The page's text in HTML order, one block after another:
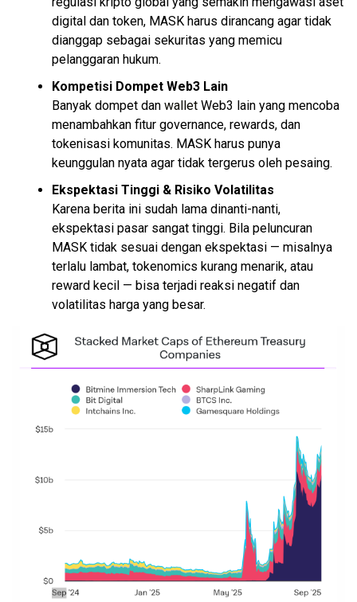
digital dan token, MASK harus dirancang agar tidak
dianggap sebagai sekuritas yang memicu
pelanggaran hukum.
Kompetisi Dompet Web3 Lain
Banyak dompet dan wallet Web3 lain yang mencoba
menambahkan fitur governance, rewards, dan
tokenisasi komunitas. MASK harus punya
keunggulan nyata agar tidak tergerus oleh pesaing.
Ekspektasi Tinggi & Risiko Volatilitas
Karena berita ini sudah lama dinanti-nanti,
ekspektasi pasar sangat tinggi. Bila peluncuran
MASK tidak sesuai dengan ekspektasi — misalnya
terlalu lambat, tokenomics kurang menarik, atau
reward kecil — bisa terjadi reaksi negatif dan
volatilitas harga yang besar.